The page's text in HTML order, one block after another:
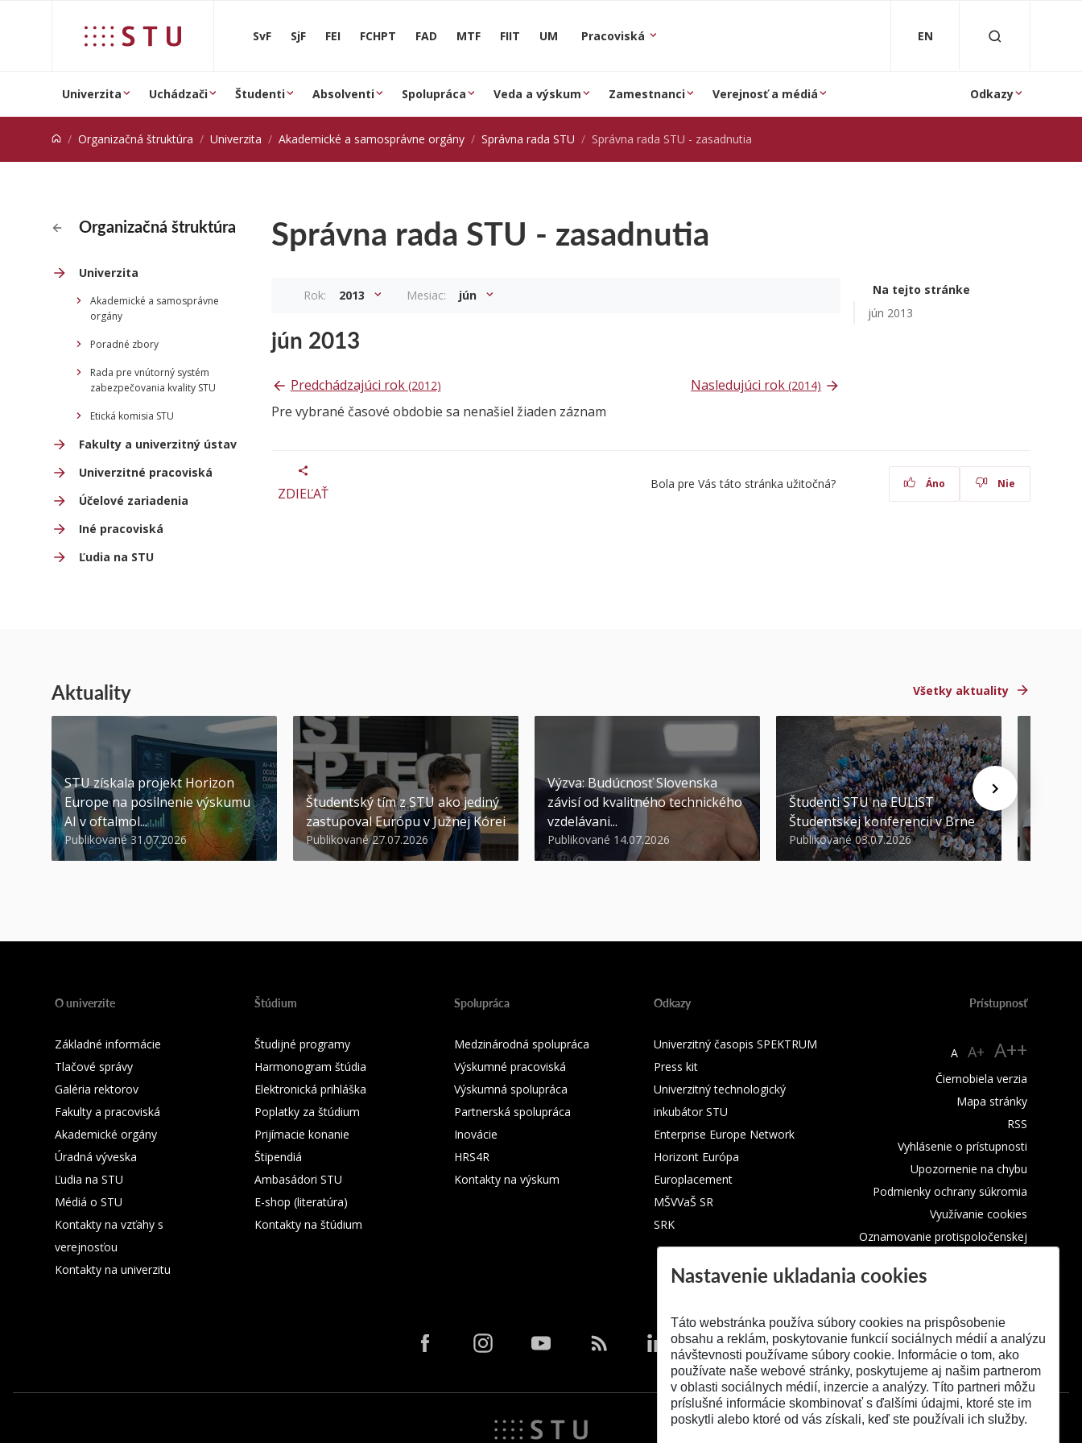
SvF SjF FEI FCHPT FAD MTF FIIT UM Pracoviská EN
Univerzita Uchádzači Študenti Absolventi Spolupráca Veda a výskum Zamestnanci Verejnosť a médiá Odkazy
Organizačná štruktúra Univerzita Akademické a samosprávne orgány Správna rada STU Správna rada STU - zasadnutia
Organizačná štruktúra
Univerzita
Akademické a samosprávne
orgány
Poradné zbory
Rada pre vnútorný systém
zabezpečovania kvality STU
Etická komisia STU
Fakulty a univerzitný ústav
Univerzitné pracoviská
Účelové zariadenia
Iné pracoviská
Ľudia na STU
Správna rada STU - zasadnutia
Na tejto stránke
jún 2013
Rok: 2013 Mesiac: jún
jún 2013
Predchádzajúci rok (2012) Nasledujúci rok(2014)
Pre vybrané časové obdobie sa nenašiel žiaden záznam
ZDIEĽAŤ
Bola pre Vás táto stránka užitočná? Áno Nie
Aktuality Všetky aktuality
STU získala projekt Horizon
Europe na posilnenie výskumu
AI v oftalmol...
Publikované 31.07.2026
Študentský tím z STU ako jediný
zastupoval Európu v Južnej Kórei
Publikované 27.07.2026
Výzva: Budúcnosť Slovenska
závisí od kvalitného technického
vzdelávani...
Publikované 14.07.2026
Študenti STU na EULiST
Študentskej konferencii v Brne
Publikované 03.07.2026
O univerzite
Základné informácie
Tlačové správy
Galéria rektorov
Fakulty a pracoviská
Akademické orgány
Úradná výveska
Ľudia na STU
Médiá o STU
Kontakty na vzťahy s
verejnosťou
Kontakty na univerzitu
Štúdium
Študijné programy
Harmonogram štúdia
Elektronická prihláška
Poplatky za štúdium
Prijímacie konanie
Štipendiá
Ambasádori STU
E-shop (literatúra)
Kontakty na štúdium
Spolupráca
Medzinárodná spolupráca
Výskumné pracoviská
Výskumná spolupráca
Partnerská spolupráca
Inovácie
HRS4R
Kontakty na výskum
Odkazy
Univerzitný časopis SPEKTRUM
Press kit
Univerzitný technologický
inkubátor STU
Enterprise Europe Network
Horizont Európa
Europlacement
MŠVVaŠ SR
SRK
Prístupnosť
A A+ A++
Čiernobiela verzia
Mapa stránky
RSS
Vyhlásenie o prístupnosti
Upozornenie na chybu
Podmienky ochrany súkromia
Využívanie cookies
Oznamovanie protispoločenskej
Nastavenie ukladania cookies
Táto webstránka používa súbory cookies na prispôsobenie
obsahu a reklám, poskytovanie funkcií sociálnych médií a analýzu
návštevnosti používame súbory cookie. Informácie o tom, ako
používate naše webové stránky, poskytujeme aj našim partnerom
v oblasti sociálnych médií, inzercie a analýzy. Títo partneri môžu
príslušné informácie skombinovať s ďalšími údajmi, ktoré ste im
poskytli alebo ktoré od vás získali, keď ste používali ich služby.